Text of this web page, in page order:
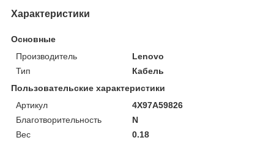
Характеристики
Основные
Производитель
Lenovo
Тип
Кабель
Пользовательские характеристики
Артикул
4X97A59826
Благотворительность
N
Вес
0.18